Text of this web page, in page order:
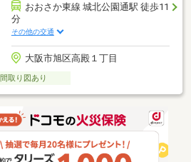
おおさか東線 城北公園通駅 徒歩11
分
その他の交通
大阪市旭区高殿１丁目
間取り図あり